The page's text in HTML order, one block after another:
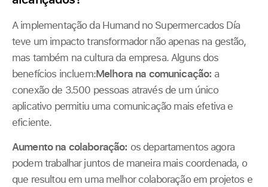
A implementação da Humand no Supermercados Día
teve um impacto transformador não apenas na gestão,
mas também na cultura da empresa. Alguns dos
benefícios incluem:Melhora na comunicação: a
conexão de 3.500 pessoas através de um único
aplicativo permitiu uma comunicação mais efetiva e
eficiente.
Aumento na colaboração: os departamentos agora
podem trabalhar juntos de maneira mais coordenada, o
que resultou em uma melhor colaboração em projetos e